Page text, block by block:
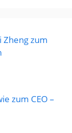
Zheng zum
zum CEO –